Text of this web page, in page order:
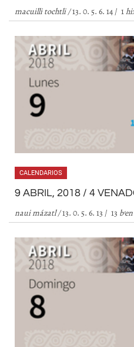
macuilli tochtli/13. 0. 5. 6. 14 / 1
CALENDARIOS
9 ABRIL, 2018 / 4
naui mázatl /13. 0. 5. 6. 13 / 13 b’en